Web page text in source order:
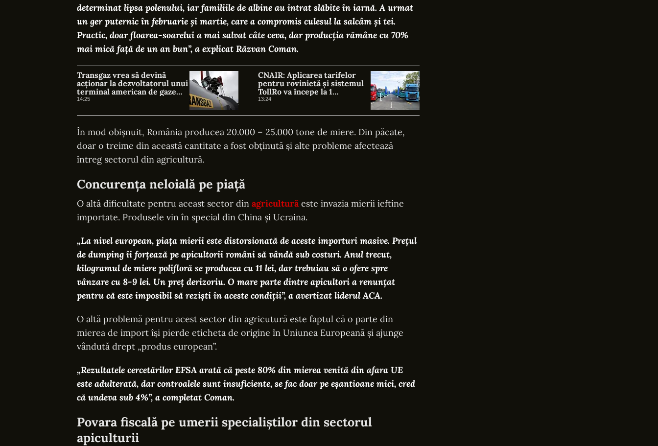
determinat lipsa polenului, iar familiile de albine au intrat slăbite în iarnă. A urmat
un ger puternic în februarie și martie, care a compromis culesul la salcâm și tei.
Practic, doar floarea-soarelui a mai salvat câte ceva, dar producția rămâne cu 70%
mai mică față de un an bun”, a explicat Răzvan Coman.
Transgaz vrea să devină
acționar la dezvoltatorul unui
terminal american de gaze
naturale lichefiate
14:25
CNAIR: Aplicarea tarifelor
pentru rovinietă și sistemul
TollRo va începe la 1
octombrie
13:24
În mod obișnuit, România producea 20.000 – 25.000 tone de miere. Din păcate,
doar o treime din această cantitate a fost obținută și alte probleme afectează
întreg sectorul din agricultură.
Concurența neloială pe piață
O altă dificultate pentru aceast sector din agriculturăeste invazia mierii ieftine
importate. Produsele vin în special din China și Ucraina.
„La nivel european, piața mierii este distorsionată de aceste importuri masive. Prețul
de dumping îi forțează pe apicultorii români să vândă sub costuri. Anul trecut,
kilogramul de miere polifloră se producea cu 11 lei, dar trebuiau să o ofere spre
vânzare cu 8-9 lei. Un preț derizoriu. O mare parte dintre apicultori a renunțat
pentru că este imposibil să reziști în aceste condiții”, a avertizat liderul ACA.
O altă problemă pentru acest sector din agricutură este faptul că o parte din
mierea de import își pierde eticheta de origine în Uniunea Europeană și ajunge
vândută drept „produs european”.
„Rezultatele cercetărilor EFSA arată că peste 80% din mierea venită din afara UE
este adulterată, dar controalele sunt insuficiente, se fac doar pe eșantioane mici, cred
că undeva sub 4%”, a completat Coman.
Povara fiscală pe umerii specialiștilor din sectorul
apiculturii